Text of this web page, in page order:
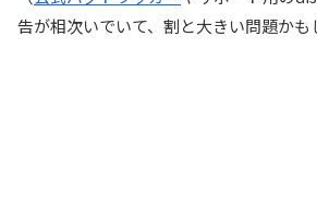
告が相次いでいて、割と大きい問題かも